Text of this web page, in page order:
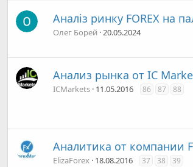
Аналіз ринку FOREX на
Олег Борей 20.05.2024
Анализ рынка от IC
ICMarkets 11.05.2016 86 87 88
Аналитика от компании
ElizaForex 18.08.2016 37 38 39